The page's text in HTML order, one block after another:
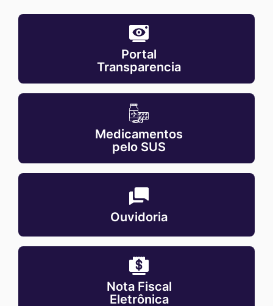
MaskPortal-
Portal
Transparencia
MaskMedicamentos-
Medicamentos
pelo SUS
MaskOuvidoria
Ouvidoria
MaskNota-
Nota Fiscal
Eletrônica